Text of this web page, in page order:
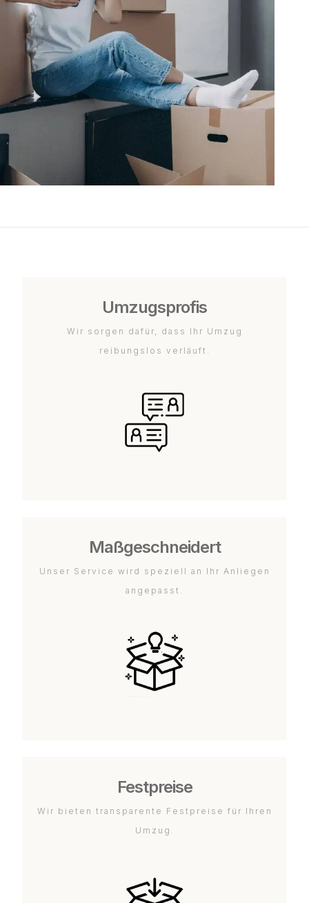
Umzugsprofis
Wir sorgen dafür, dass Ihr Umzug
reibungslos verläuft.
Maßgeschneidert
Unser Service wird speziell an Ihr Anliegen
angepasst.
Festpreise
Wir bieten transparente Festpreise für Ihren
Umzug.